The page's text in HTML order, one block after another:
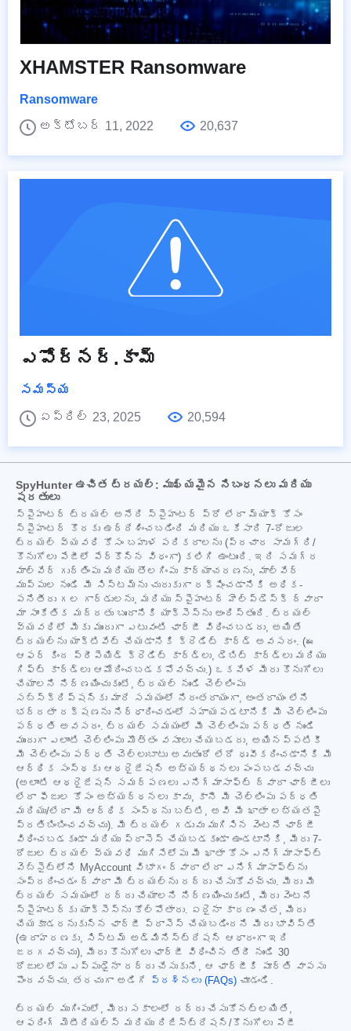
XHAMSTER Ransomware
Ransomware
అక్టోబర్ 11, 2022
20,637
ఎపోర్నర్.కామ్
సమస్య
ఏప్రిల్ 23, 2025
20,594
SpyHunter ఉచిత ట్రయల్: ముఖ్యమైన నిబంధనలు మరియు
షరతులు
స్పైహంటర్ ట్రయల్ అనేది స్పైహంటర్ ప్రో లేదా మ్యాక్ కోసం
స్పైహంటర్ కొరకు ఉద్దేశించబడింది మరియు ఒకేసారి 7-రోజుల
ట్రయల్ వ్యవధి కోసం బహుళ పరికరాలను (ప్రచార సామగ్రి/
కొనుగోలు పేజీలో పేర్కొన్న విధంగా) కలిగి ఉంటుంది. ఇది సమగ్ర
మాల్వేర్ గుర్తింపు మరియు తొలగింపు కార్యాచరణను, మాల్వేర్
ముప్పుల నుండి మీ సిస్టమ్‌ను చురుకుగా రక్షించడానికి అధిక-
పనితీరు గల గార్డులను, మరియు స్పైహంటర్ హెల్ప్‌డెస్క్ ద్వారా
మా సాంకేతిక మద్దతు బృందానికి యాక్సెస్‌ను అందిస్తుంది. ట్రయల్
వ్యవధిలో మీకు ముందుగా ఎటువంటి ఛార్జీ విధించబడదు, అయితే
ట్రయల్‌ను యాక్టివేట్ చేయడానికి క్రెడిట్ కార్డ్ అవసరం. (ఈ
ఆఫర్ కింద ప్రీపెయిడ్ క్రెడిట్ కార్డ్‌లు, డెబిట్ కార్డ్‌లు మరియు
గిఫ్ట్ కార్డ్‌లు ఆమోదించబడకపోవచ్చు.) ఒకవేళ మీరు కొనుగోలు
చేయాలని నిర్ణయించుకుంటే, ట్రయల్ నుండి చెల్లింపు
సబ్‌స్క్రిప్షన్‌కు మారే సమయంలో నిరంతరాయంగా, అంతరాయం లేని
భద్రతా రక్షణను నిర్ధారించడంలో సహాయపడటానికి మీ చెల్లింపు
పద్ధతి అవసరం. ట్రయల్ సమయంలో మీ చెల్లింపు పద్ధతి నుండి
ముందుగా ఎలాంటి చెల్లింపు మొత్తం వసూలు చేయబడదు, అయినప్పటికీ
మీ చెల్లింపు పద్ధతి చెల్లుబాటు అవుతుందో లేదో ధృవీకరించడానికి మీ
ఆర్థిక సంస్థకు ఆథరైజేషన్ అభ్యర్థనలు పంపబడవచ్చు
(అలాంటి ఆథరైజేషన్ సమర్పణలు ఎనిగ్మాసాఫ్ట్ ద్వారా ఛార్జీలు
లేదా ఫీజుల కోసం అభ్యర్థనలు కావు, కానీ మీ చెల్లింపు పద్ధతి
మరియు/లేదా మీ ఆర్థిక సంస్థను బట్టి, అవి మీ ఖాతా లభ్యతపై
ప్రతిబింబించవచ్చు). మీ ట్రయల్ గడువు ముగిసిన వెంటనే ఛార్జీ
విధించబడకుండా మరియు ప్రాసెస్ చేయబడకుండా ఉండటానికి, మీరు 7-
రోజుల ట్రయల్ వ్యవధి ముగిసేలోపు మీ ఖాతా కోసం ఎనిగ్మాసాఫ్ట్
వెబ్‌సైట్‌లోని MyAccount విభాగం ద్వారా లేదా ఎనిగ్మాసాఫ్ట్‌ను
సంప్రదించడం ద్వారా మీ ట్రయల్‌ను రద్దు చేసుకోవచ్చు. మీరు మీ
ట్రయల్ సమయంలో రద్దు చేయాలని నిర్ణయించుకుంటే, మీరు వెంటనే
స్పైహంటర్‌కు యాక్సెస్‌ను కోల్పోతారు. ఏదైనా కారణం చేత, మీరు
చేయకూడదనుకున్న ఛార్జీ ప్రాసెస్ చేయబడిందని మీరు భావిస్తే
(ఉదాహరణకు, సిస్టమ్ అడ్మినిస్ట్రేషన్ ఆధారంగా ఇది
జరగవచ్చు), మీరు కొనుగోలు ఛార్జీ విధించిన తేదీ నుండి 30
రోజులలోపు ఎప్పుడైనా రద్దు చేసుకుని, ఆ ఛార్జీకి పూర్తి వాపసు
పొందవచ్చు. తరచుగా అడిగే
ప్రశ్నలు (FAQs) చూడండి.
ట్రయల్ ముగింపులో, మీరు సకాలంలో రద్దు చేసుకోనట్లయితే,
ఆఫరింగ్ మెటీరియల్స్ మరియు రిజిస్ట్రేషన్/కొనుగోలు పేజీ